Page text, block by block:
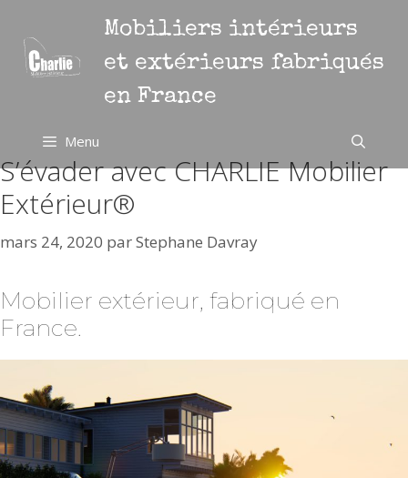
contenu
Mobiliers intérieurs
et extérieurs fabriqués
en France
Menu
S’évader avec CHARLIE Mobilier
Extérieur®
mars 24, 2020 parStephane Davray
Mobilier extérieur, fabriqué en
France.